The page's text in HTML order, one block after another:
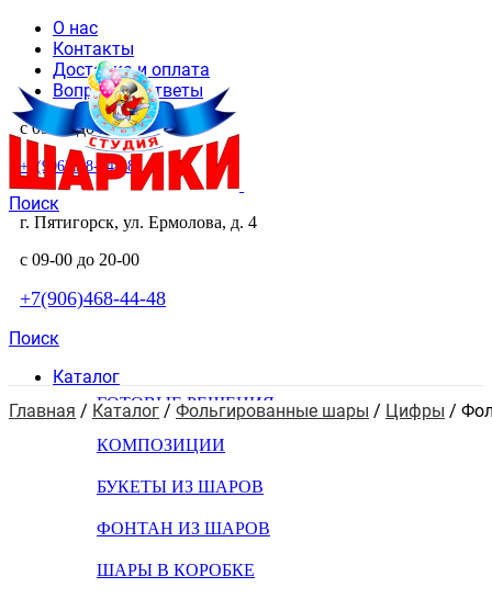
О нас
Контакты
Доставка и оплата
Вопросы и ответы
с 09-00 до 20-00
+7(906)468-44-48
Поиск
г. Пятигорск, ул. Ермолова, д. 4
с 09-00 до 20-00
+7(906)468-44-48
Поиск
Каталог
ГОТОВЫЕ РЕШЕНИЯ
КОМПОЗИЦИИ
БУКЕТЫ ИЗ ШАРОВ
ФОНТАН ИЗ ШАРОВ
ШАРЫ В КОРОБКЕ
Главная / Каталог / Фольгированные шары / Цифры /